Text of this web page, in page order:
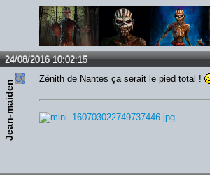
24/08/2016 10:02:15
Jean-maiden
Zénith de Nantes ça serait le pied total !